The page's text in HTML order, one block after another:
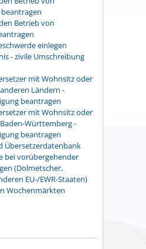
Betrieb von
einlegen
- zivile Umschreibung
mit Wohnsitz oder
Ländern -
beantragen
mit Wohnsitz oder
Württemberg -
beantragen
Übersetzerdatenbank
bei vorübergehender
(Dolmetscher,
EU-/EWR-Staaten)
Wochenmärkten